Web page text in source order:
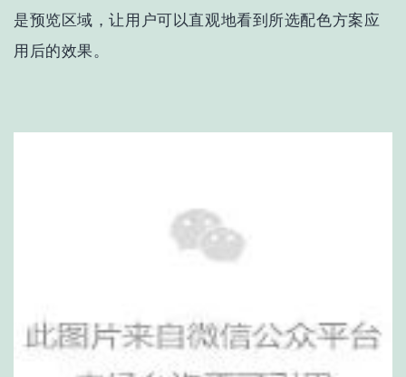
是预览区域，让用户可以直观地看到所选配色方案应
用后的效果。